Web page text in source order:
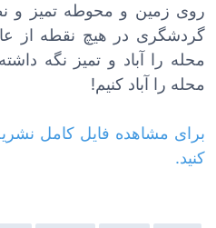
روی زمین و محوطه تمیز و
گردشگری در هیچ نقطه از
محله را آباد و تمیز نگه
محله را آباد کنیم!
کنید.